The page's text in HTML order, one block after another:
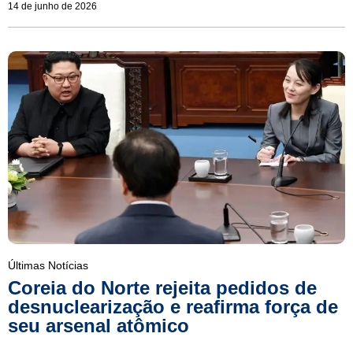
14 de junho de 2026
Últimas Notícias
Coreia do Norte rejeita pedidos de
desnuclearização e reafirma força de
seu arsenal atômico